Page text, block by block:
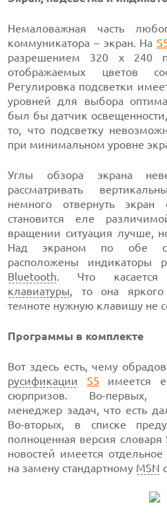
Немаловажная часть
коммуникатора – экран. На
разрешением 320 х 240
отображаемых цветов
Регулировка подсветки
уровней для выбора
был бы датчик
то, что подсветку
при минимальном уровне
Углы обзора экрана
рассматривать
немного отвернуть
становится еле
вращении ситуация лучше,
Над экраном по обе
расположены индикаторы
Bluetooth. Что касается
клавиатуры, то она яркого
темноте нужную клавишу не
Программы в комплекте
Вот здесь есть, чему
русификации
S5 имеется
сюрпризов. Во-первых,
менеджер задач, что есть
Во-вторых, в списке
полноценная версия словаря
новостей имеется
на замену стандартному MSN